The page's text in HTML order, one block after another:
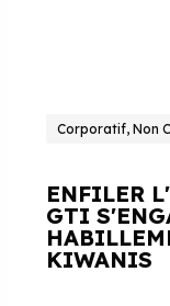
Corporatif, Non
ENFILER
GTI
KIWANIS